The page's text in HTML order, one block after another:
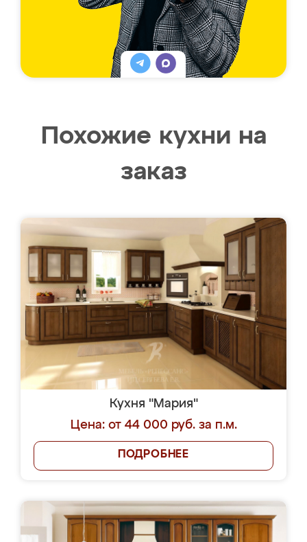
Похожие кухни на
заказ
Кухня "Мария"
Цена: от 44 000 руб. за п.м.
ПОДРОБНЕЕ